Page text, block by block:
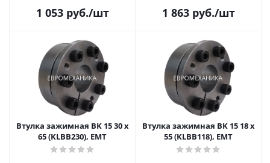
1 053руб./шт 1 863руб./шт
Втулка зажимная BK 15 30 x
65 (KLBB230), EMT
Втулка зажимная BK 15 18 x
55 (KLBB118), EMT